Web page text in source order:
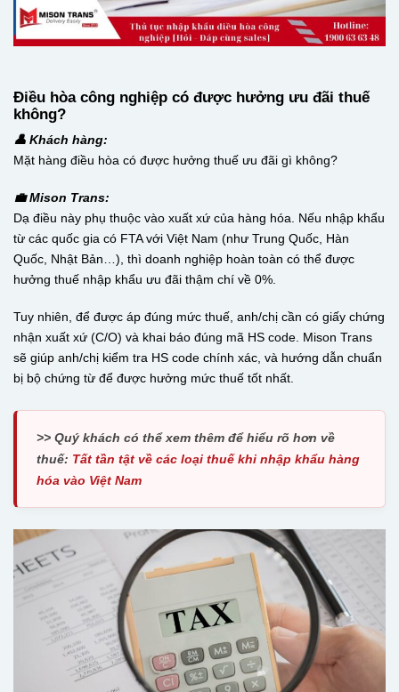
Điều hòa công nghiệp có được hưởng ưu đãi thuế
không?
👤 Khách hàng:
Mặt hàng điều hòa có được hưởng thuế ưu đãi gì không?
💼 Mison Trans:
Dạ điều này phụ thuộc vào xuất xứ của hàng hóa. Nếu nhập khẩu
từ các quốc gia có FTA với Việt Nam (như Trung Quốc, Hàn
Quốc, Nhật Bản…), thì doanh nghiệp hoàn toàn có thể được
hưởng thuế nhập khẩu ưu đãi thậm chí về 0%.
Tuy nhiên, để được áp đúng mức thuế, anh/chị cần có giấy chứng
nhận xuất xứ (C/O) và khai báo đúng mã HS code. Mison Trans
sẽ giúp anh/chị kiểm tra HS code chính xác, và hướng dẫn chuẩn
bị bộ chứng từ để được hưởng mức thuế tốt nhất.
>> Quý khách có thể xem thêm để hiểu rõ hơn về
thuế: Tất tần tật về các loại thuế khi nhập khẩu hàng
hóa vào Việt Nam